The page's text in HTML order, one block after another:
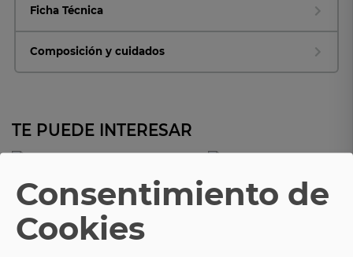
Ficha Técnica
Composición y cuidados
TE PUEDE INTERESAR
ON FOOT
Mocasines Negros On Foot 8903
61,15 € 67,95 €
Zapatos Vestir De Caballero
Consentimiento de
Cookies